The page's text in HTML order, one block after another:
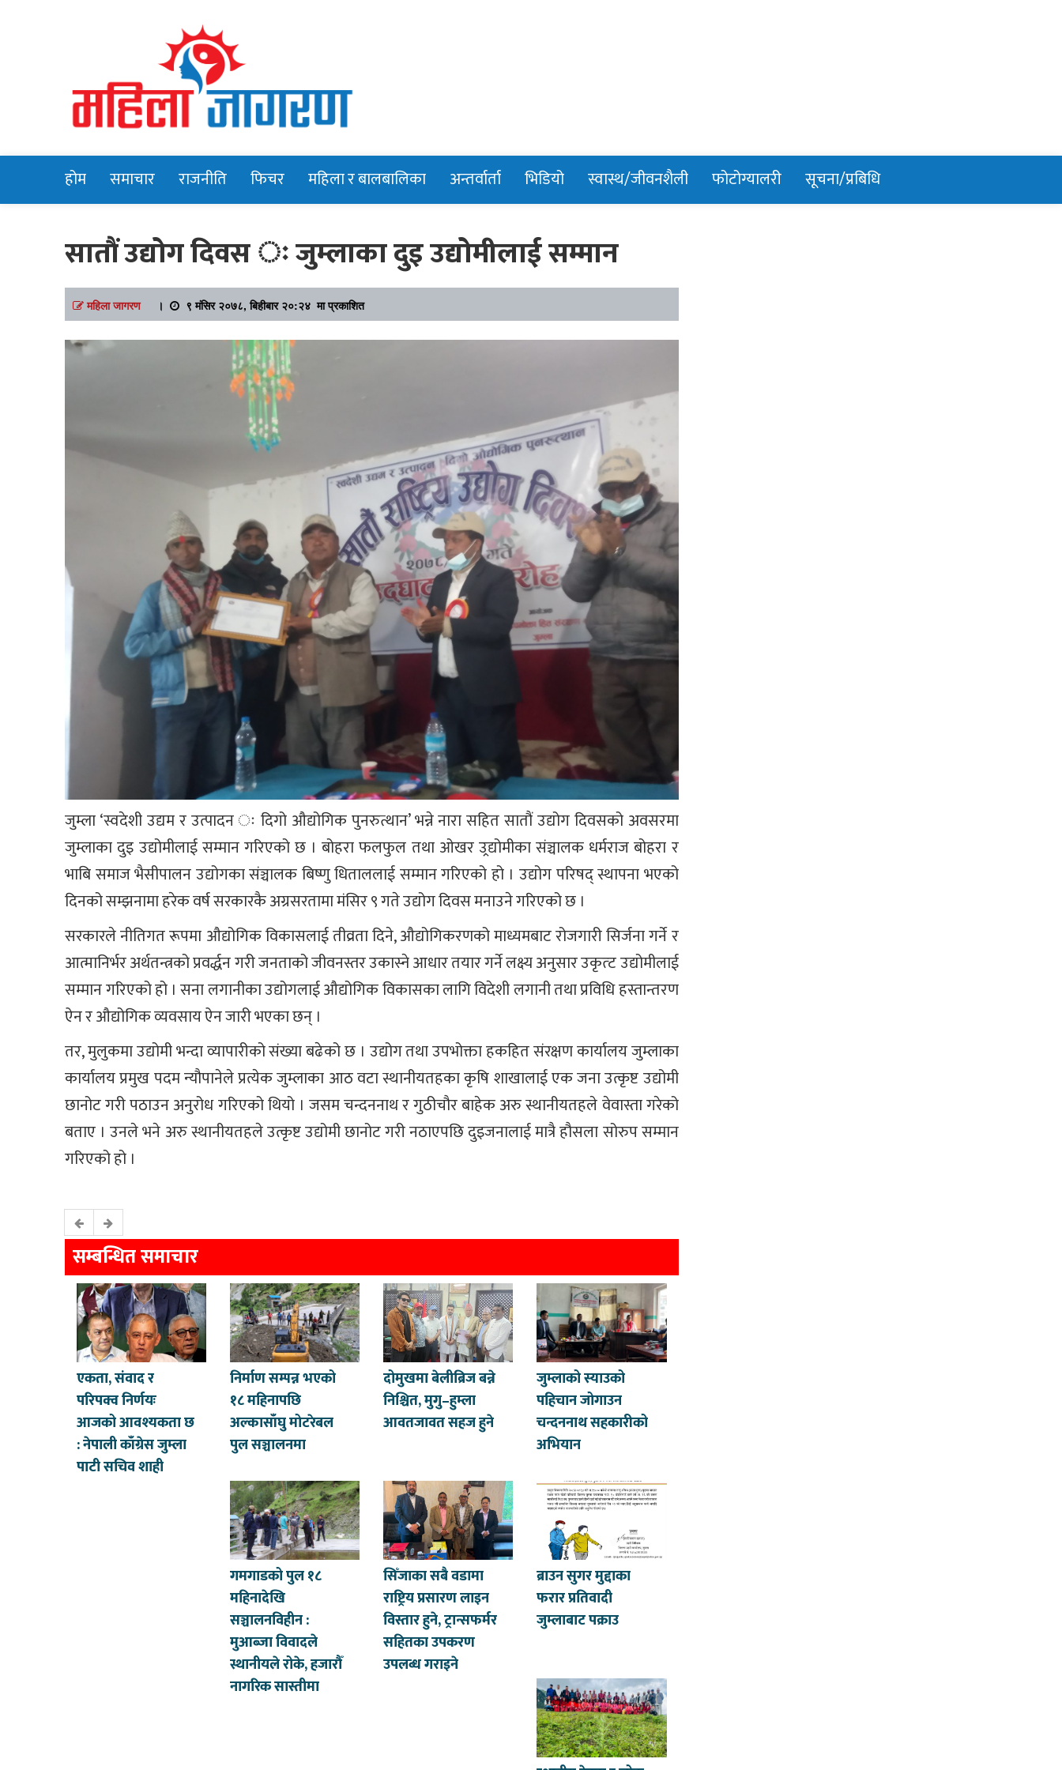
Mahilajagaran
होम समाचार राजनीति फिचर महिला र बालबालिका अन्तर्वार्ता भिडियो स्वास्थ/जीवनशैली फोटोग्यालरी सूचना/प्रबिधि
सातौं उद्योग दिवस ः जुम्लाका दुइ उद्योमीलाई सम्मान
महिला जागरण। ९ मंसिर २०७८, बिहीबार २०:२४ मा प्रकाशित
जुम्ला ‘स्वदेशी उद्यम र उत्पादन ः दिगो औद्योगिक पुनरुत्थान’ भन्ने नारा सहित सातौं उद्योग दिवसको अवसरमा
जुम्लाका दुइ उद्योमीलाई सम्मान गरिएको छ । बोहरा फलफुल तथा ओखर उ्रद्योमीका संञ्चालक धर्मराज बोहरा र
भाबि समाज भैसीपालन उद्योगका संञ्चालक बिष्णु धिताललाई सम्मान गरिएको हो । उद्योग परिषद् स्थापना भएको
दिनको सम्झनामा हरेक वर्ष सरकारकै अग्रसरतामा मंसिर ९ गते उद्योग दिवस मनाउने गरिएको छ ।
सरकारले नीतिगत रूपमा औद्योगिक विकासलाई तीव्रता दिने, औद्योगिकरणको माध्यमबाट रोजगारी सिर्जना गर्ने र
आत्मानिर्भर अर्थतन्त्रको प्रवर्द्धन गरी जनताको जीवनस्तर उकास्ने आधार तयार गर्ने लक्ष्य अनुसार उकृत्ट उद्योमीलाई
सम्मान गरिएको हो । सना लगानीका उद्योगलाई औद्योगिक विकासका लागि विदेशी लगानी तथा प्रविधि हस्तान्तरण
ऐन र औद्योगिक व्यवसाय ऐन जारी भएका छन् ।
तर, मुलुकमा उद्योमी भन्दा व्यापारीको संख्या बढेको छ । उद्योग तथा उपभोक्ता हकहित संरक्षण कार्यालय जुम्लाका
कार्यालय प्रमुख पदम न्यौपानेले प्रत्येक जुम्लाका आठ वटा स्थानीयतहका कृषि शाखालाई एक जना उत्कृष्ट उद्योमी
छानोट गरी पठाउन अनुरोध गरिएको थियो । जसम चन्दननाथ र गुठीचौर बाहेक अरु स्थानीयतहले वेवास्ता गरेको
बताए । उनले भने अरु स्थानीयतहले उत्कृष्ट उद्योमी छानोट गरी नठाएपछि दुइजनालाई मात्रै हौसला सोरुप सम्मान
गरिएको हो ।
सम्बन्धित समाचार
एकता, संवाद र
परिपक्व निर्णयः
आजको आवश्यकता छ
: नेपाली काँग्रेस जुम्ला
पाटी सचिव शाही
निर्माण सम्पन्न भएको
१८ महिनापछि
अल्कासाँघु मोटरेबल
पुल सञ्चालनमा
दोमुखमा बेलीब्रिज बन्ने
निश्चित, मुगु–हुम्ला
आवतजावत सहज हुने
जुम्लाको स्याउको
पहिचान जोगाउन
चन्दननाथ सहकारीको
अभियान
गमगाडको पुल १८
महिनादेखि
सञ्चालनविहीन :
मुआब्जा विवादले
स्थानीयले रोके, हजारौँ
नागरिक सास्तीमा
सिँजाका सबै वडामा
राष्ट्रिय प्रसारण लाइन
विस्तार हुने, ट्रान्सफर्मर
सहितका उपकरण
उपलब्ध गराइने
ब्राउन सुगर मुद्दाका
फरार प्रतिवादी
जुम्लाबाट पक्राउ